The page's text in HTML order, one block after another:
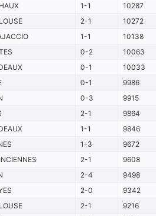
1-1 10287
2-1 10272
1-1 10138
0-2 10063
0-1 10033
0-1 9986
0-3 9915
2-1 9864
1-1 9846
1-3 9672
2-1 9608
2-4 9498
2-0 9342
2-1 9216